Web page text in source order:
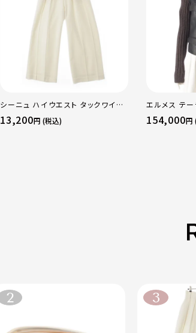
シーニュ ハイウエスト タックワイド
パンツ ボトムス オフホワイト 0
13,200円 (税込)
エルメス テー
154,000円